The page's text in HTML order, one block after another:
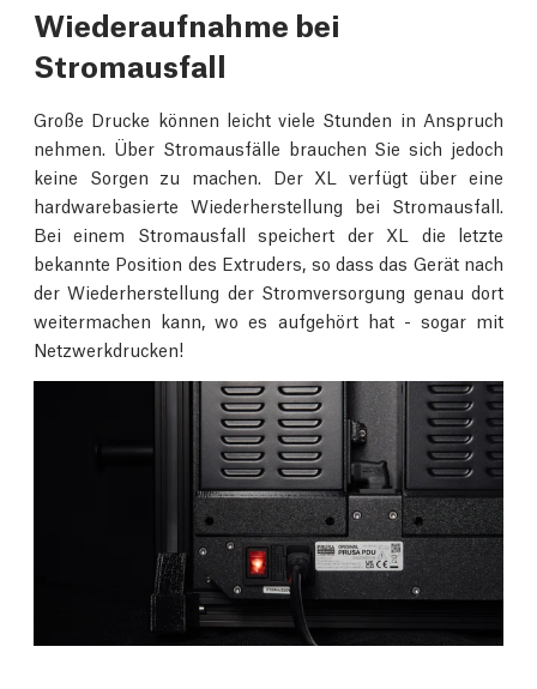
Wiederaufnahme bei
Stromausfall
Große Drucke können leicht viele Stunden in Anspruch
nehmen. Über Stromausfälle brauchen Sie sich jedoch
keine Sorgen zu machen. Der XL verfügt über eine
hardwarebasierte Wiederherstellung bei Stromausfall.
Bei einem Stromausfall speichert der XL die letzte
bekannte Position des Extruders, so dass das Gerät nach
der Wiederherstellung der Stromversorgung genau dort
weitermachen kann, wo es aufgehört hat - sogar mit
Netzwerkdrucken!